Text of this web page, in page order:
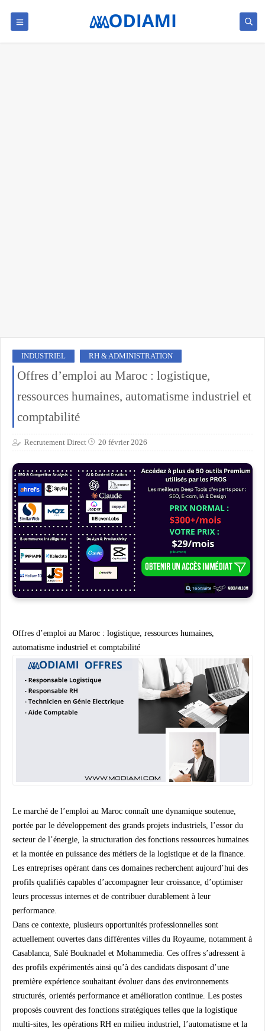
INDUSTRIEL RH & ADMINISTRATION
Offres d’emploi au Maroc : logistique,
ressources humaines, automatisme industriel et
comptabilité
Recrutement Direct 20 février 2026
Offres d’emploi au Maroc : logistique, ressources humaines,
automatisme industriel et comptabilité
Le marché de l’emploi au Maroc connaît une dynamique soutenue,
portée par le développement des grands projets industriels, l’essor du
secteur de l’énergie, la structuration des fonctions ressources humaines
et la montée en puissance des métiers de la logistique et de la finance.
Les entreprises opérant dans ces domaines recherchent aujourd’hui des
profils qualifiés capables d’accompagner leur croissance, d’optimiser
leurs processus internes et de contribuer durablement à leur
performance.
Dans ce contexte, plusieurs opportunités professionnelles sont
actuellement ouvertes dans différentes villes du Royaume, notamment à
Casablanca, Salé Bouknadel et Mohammedia. Ces offres s’adressent à
des profils expérimentés ainsi qu’à des candidats disposant d’une
première expérience souhaitant évoluer dans des environnements
structurés, orientés performance et amélioration continue. Les postes
proposés couvrent des fonctions stratégiques telles que la logistique
multi-sites, les opérations RH en milieu industriel, l’automatisme et la